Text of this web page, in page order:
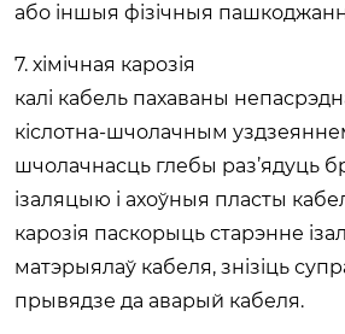
або іншыя фізічныя
7. хімічная карозія
калі кабель пахаваны
кіслотна-шчолачным
шчолачнасць глебы раз’ядуць
ізаляцыю і ахоўныя пласты
карозія паскорыць старэнне
матэрыялаў кабеля, знізіць
прывядзе да аварый кабеля.